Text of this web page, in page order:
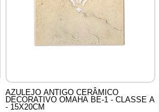
AZULEJO ANTIGO CERÂMICO
DECORATIVO OMAHA BE-1 - CLASSE A
- 15X20CM